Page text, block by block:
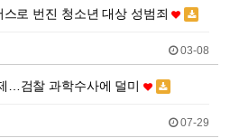
스로 번진 청소년 대상 성범죄
03-08
…검찰 과학수사에 덜미
07-29